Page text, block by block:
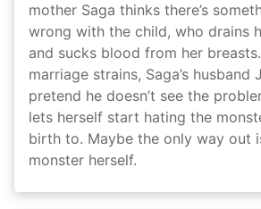
mother Saga thinks there’s
wrong with the child, who drains
and sucks blood from her
marriage strains, Saga’s husband
pretend he doesn’t see the
lets herself start hating the
birth to. Maybe the only way out
monster herself.